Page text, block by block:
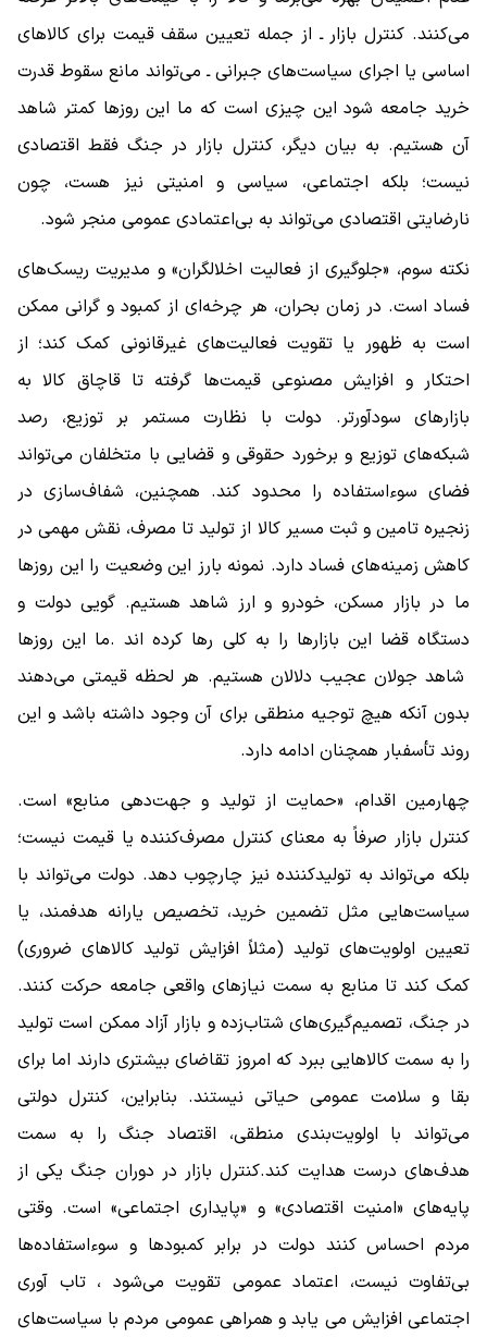
می‌کنند. کنترل بازار ـ از جمله تعیین سقف قیمت برای کالاهای
اساسی یا اجرای سیاست‌های جبرانی ـ می‌تواند مانع سقوط قدرت
خرید جامعه شود این چیزی است که ما این روزها کمتر شاهد
آن هستیم. به بیان دیگر، کنترل بازار در جنگ فقط اقتصادی
نیست؛ بلکه اجتماعی، سیاسی و امنیتی نیز هست، چون
نارضایتی اقتصادی می‌تواند به بی‌اعتمادی عمومی منجر شود.
نکته سوم، «جلوگیری از فعالیت اخلالگران» و مدیریت ریسک‌های
فساد است. در زمان بحران، هر چرخه‌ای از کمبود و گرانی ممکن
است به ظهور یا تقویت فعالیت‌های غیرقانونی کمک کند؛ از
احتکار و افزایش مصنوعی قیمت‌ها گرفته تا قاچاق کالا به
بازارهای سودآورتر. دولت با نظارت مستمر بر توزیع، رصد
شبکه‌های توزیع و برخورد حقوقی و قضایی با متخلفان می‌تواند
فضای سوءاستفاده را محدود کند. همچنین، شفاف‌سازی در
زنجیره تامین و ثبت مسیر کالا از تولید تا مصرف، نقش مهمی در
کاهش زمینه‌های فساد دارد. نمونه بارز این وضعیت را این روزها
ما در بازار مسکن، خودرو و ارز شاهد هستیم. گویی دولت و
دستگاه قضا این بازارها را به کلی رها کرده اند .ما این روزها
شاهد جولان عجیب دلالان هستیم. هر لحظه قیمتی می‌دهند
بدون آنکه هیچ توجیه منطقی برای آن وجود داشته باشد و این
روند تأسفبار همچنان ادامه دارد.
چهارمین اقدام، «حمایت از تولید و جهت‌دهی منابع» است.
کنترل بازار صرفاً به معنای کنترل مصرف‌کننده یا قیمت نیست؛
بلکه می‌تواند به تولیدکننده نیز چارچوب دهد. دولت می‌تواند با
سیاست‌هایی مثل تضمین خرید، تخصیص یارانه هدفمند، یا
تعیین اولویت‌های تولید (مثلاً افزایش تولید کالاهای ضروری)
کمک کند تا منابع به سمت نیازهای واقعی جامعه حرکت کنند.
در جنگ، تصمیم‌گیری‌های شتاب‌زده و بازار آزاد ممکن است تولید
را به سمت کالاهایی ببرد که امروز تقاضای بیشتری دارند اما برای
بقا و سلامت عمومی حیاتی نیستند. بنابراین، کنترل دولتی
می‌تواند با اولویت‌بندی منطقی، اقتصاد جنگ را به سمت
هدف‌های درست هدایت کند.کنترل بازار در دوران جنگ یکی از
پایه‌های «امنیت اقتصادی» و «پایداری اجتماعی» است. وقتی
مردم احساس کنند دولت در برابر کمبودها و سوءاستفاده‌ها
بی‌تفاوت نیست، اعتماد عمومی تقویت می‌شود ، تاب آوری
اجتماعی افزایش می یابد و همراهی عمومی مردم با سیاست‌های